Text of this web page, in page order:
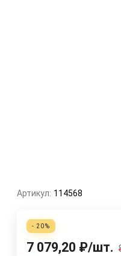
Артикул: 114568
- 20%
7 079,20 ₽/шт.